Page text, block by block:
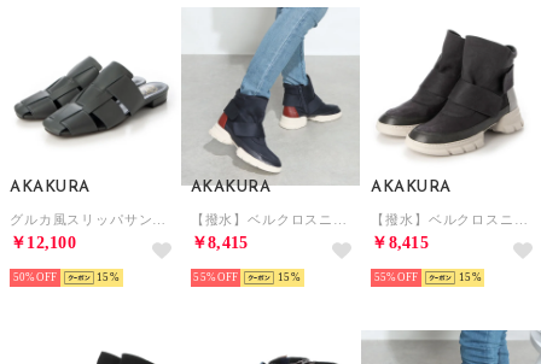
AKAKURA
￥12,100
50% 15
AKAKURA
￥8,415
55% 15
AKAKURA
￥8,415
55% 15